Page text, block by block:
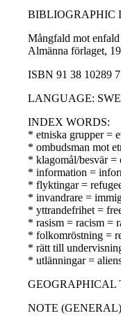
BIBLIOGRAPHIC
Mångfald mot
Almänna förlaget,
ISBN 91 38 10289 7
LANGUAGE: SWE
INDEX WORDS:
* etniska grupper =
* ombudsman mot
* klagomål/besvär =
* information =
* flyktingar =
* invandrare =
* yttrandefrihet =
* rasism = racism =
* folkomröstning =
* rätt till
* utlänningar =
GEOGRAPHICAL
NOTE